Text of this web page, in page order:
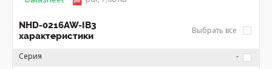
NHD-0216AW-IB3
характеристики
Выбрать все
Серия
-